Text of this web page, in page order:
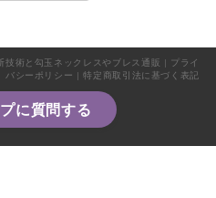
技術と勾玉ネックレスやブレス通販 | プライ
バシーポリシー |特定商取引法に基づく表記
に質問する